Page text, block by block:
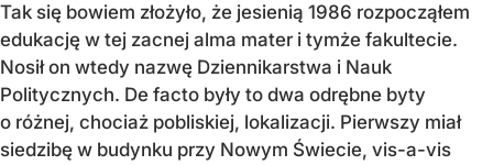
Tak się bowiem złożyło, że jesienią 1986 rozpocząłem
edukację w tej zacnej alma mater i tymże fakultecie.
Nosił on wtedy nazwę Dziennikarstwa i Nauk
Politycznych. De facto były to dwa odrębne byty
o różnej, chociaż pobliskiej, lokalizacji. Pierwszy miał
siedzibę w budynku przy Nowym Świecie, vis-a-vis